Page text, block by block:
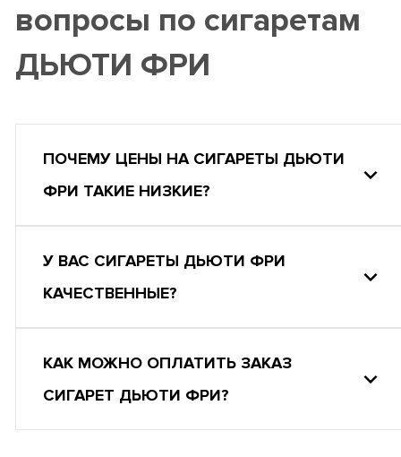
вопросы по сигаретам
ДЬЮТИ ФРИ
ПОЧЕМУ ЦЕНЫ НА СИГАРЕТЫ ДЬЮТИ
ФРИ ТАКИЕ НИЗКИЕ?
У ВАС СИГАРЕТЫ ДЬЮТИ ФРИ
КАЧЕСТВЕННЫЕ?
КАК МОЖНО ОПЛАТИТЬ ЗАКАЗ
СИГАРЕТ ДЬЮТИ ФРИ?